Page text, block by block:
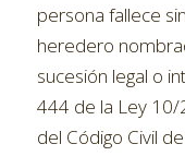
persona fallece
heredero
sucesión legal o
444 de la Ley 10/
del Código Civil